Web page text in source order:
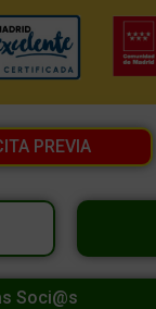
PREVIA
Soci@s